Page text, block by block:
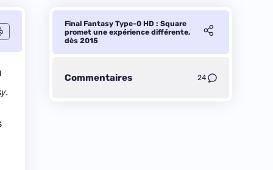
.
Final Fantasy Type-0 HD : Square
promet une expérience différente,
dès 2015
Commentaires 24